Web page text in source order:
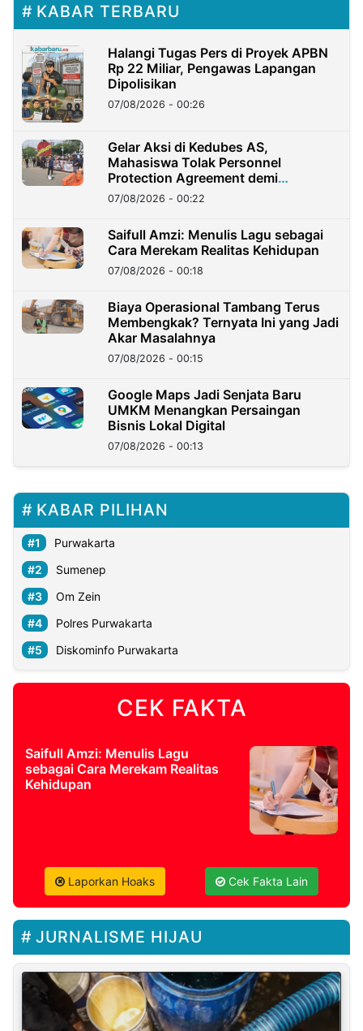
KABAR TERBARU
Halangi Tugas Pers di Proyek APBN
Rp 22 Miliar, Pengawas Lapangan
Dipolisikan
07/08/2026 - 00:26
Gelar Aksi di Kedubes AS,
Mahasiswa Tolak Personnel
Protection Agreement demi
Kedaulatan Negara
07/08/2026 - 00:22
Saifull Amzi: Menulis Lagu sebagai
Cara Merekam Realitas Kehidupan
07/08/2026 - 00:18
Biaya Operasional Tambang Terus
Membengkak? Ternyata Ini yang Jadi
Akar Masalahnya
07/08/2026 - 00:15
Google Maps Jadi Senjata Baru
UMKM Menangkan Persaingan
Bisnis Lokal Digital
07/08/2026 - 00:13
KABAR PILIHAN
Purwakarta
Sumenep
Om Zein
Polres Purwakarta
Diskominfo Purwakarta
CEK FAKTA
Saifull Amzi: Menulis Lagu
sebagai Cara Merekam Realitas
Kehidupan
Laporkan Hoaks Cek Fakta Lain
JURNALISME HIJAU